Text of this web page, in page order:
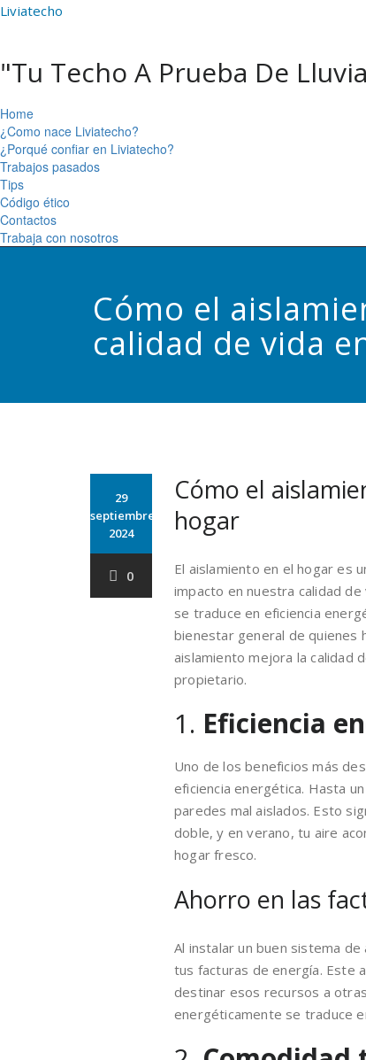
Liviatecho
"Tu Techo A Prueba De
Home
¿Como nace Liviatecho?
¿Porqué confiar en Liviatecho?
Trabajos pasados
Tips
Código ético
Contactos
Trabaja con nosotros
Cómo el
calidad de vida
29
septiembre
2024
0
Cómo el
hogar
El aislamiento en el hogar es
impacto en nuestra calidad
se traduce en eficiencia
bienestar general de quienes
aislamiento mejora la calidad
propietario.
1. Eficiencia
Uno de los beneficios más
eficiencia energética. Hasta
paredes mal aislados. Esto
doble, y en verano, tu aire
hogar fresco.
Ahorro en las
Al instalar un buen sistema
tus facturas de energía. Este
destinar esos recursos a
energéticamente se traduce